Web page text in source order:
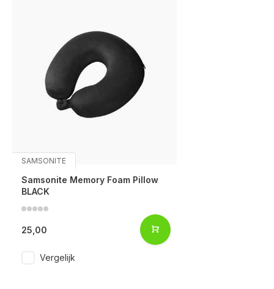
SAMSONITE
Samsonite Memory Foam Pillow
BLACK
25,00
Vergelijk